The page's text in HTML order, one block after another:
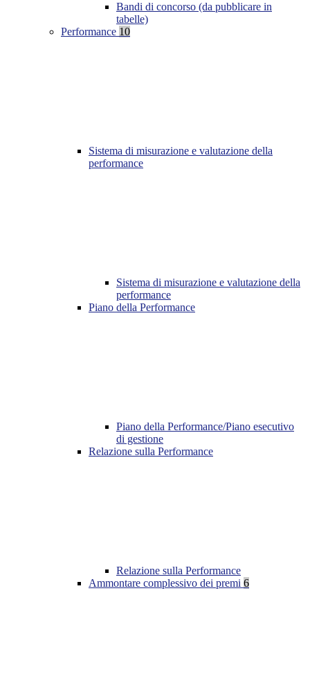
Bandi di concorso (da pubblicare in
tabelle)
Performance 10
Sistema di misurazione e valutazione della
performance
Sistema di misurazione e valutazione della
performance
Piano della Performance
Piano della Performance/Piano esecutivo
di gestione
Relazione sulla Performance
Relazione sulla Performance
Ammontare complessivo dei premi 6